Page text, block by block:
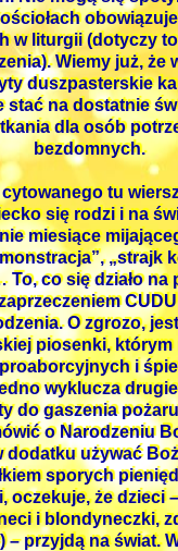
w liturgii (dotyczy
Wiemy już, że
duszpasterskie
stać na dostatnie
dla osób
bezdomnych.
tu
się rodzi i na
miesiące
„strajk
To, co się działo
O zgrozo,
piosenki, którym
proaborcyjnych i
wyklucza
do gaszenia
o Narodzeniu
dodatku używać
sporych
oczekuje, że dzieci
i blondyneczki,
– przyjdą na świat.